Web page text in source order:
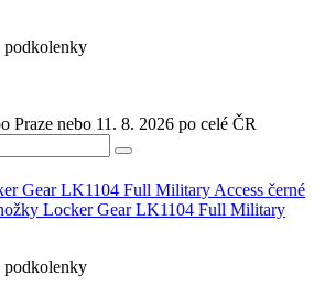
podkolenky
Praze nebo 11. 8. 2026 po celé ČR
Locker Gear LK1104 Full Military
podkolenky